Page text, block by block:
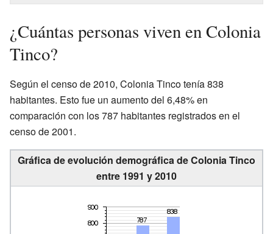
¿Cuántas personas viven en Colonia
Tinco?
Según el censo de 2010, Colonia Tinco tenía 838
habitantes. Esto fue un aumento del 6,48% en
comparación con los 787 habitantes registrados en el
censo de 2001.
Gráfica de evolución demográfica de Colonia Tinco
entre 1991 y 2010